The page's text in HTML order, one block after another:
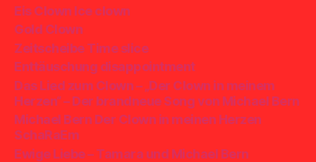
Eis Clown Ice clown
Gold Clown
Zeitscheibe Time slice
Enttäuschung disappointment
Das Lied zum Clown – „Der Clown in meinem
Herzen“ – Der brandneue Song von Michael Bern
Michael Bern Der Clown in meinen Herzen
SchaRaEm
Ewige Liebe – Tamara und Michael Bern